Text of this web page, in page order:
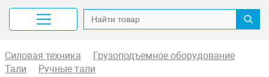
Силовая техника
Грузоподъемное оборудование
Тали
Ручные тали